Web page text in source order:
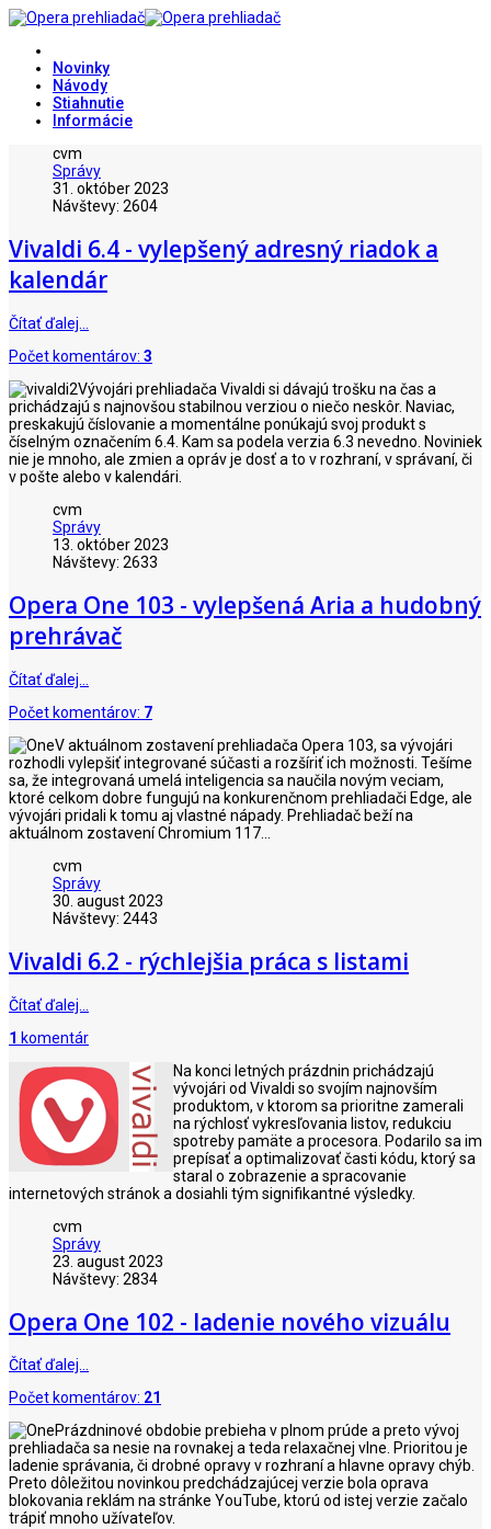
Novinky
Návody
Stiahnutie
Informácie
cvm
Správy
31. október 2023
Návštevy: 2604
Vivaldi 6.4 - vylepšený adresný riadok a
kalendár
Čítať ďalej…
Počet komentárov: 3
Vývojári prehliadača Vivaldi si dávajú trošku na čas a
prichádzajú s najnovšou stabilnou verziou o niečo neskôr. Naviac,
preskakujú číslovanie a momentálne ponúkajú svoj produkt s
číselným označením 6.4. Kam sa podela verzia 6.3 nevedno. Noviniek
nie je mnoho, ale zmien a opráv je dosť a to v rozhraní, v správaní, či
v pošte alebo v kalendári.
cvm
Správy
13. október 2023
Návštevy: 2633
Opera One 103 - vylepšená Aria a hudobný
prehrávač
Čítať ďalej…
Počet komentárov: 7
V aktuálnom zostavení prehliadača Opera 103, sa vývojári
rozhodli vylepšiť integrované súčasti a rozšíriť ich možnosti. Tešíme
sa, že integrovaná umelá inteligencia sa naučila novým veciam,
ktoré celkom dobre fungujú na konkurenčnom prehliadači Edge, ale
vývojári pridali k tomu aj vlastné nápady. Prehliadač beží na
aktuálnom zostavení Chromium 117...
cvm
Správy
30. august 2023
Návštevy: 2443
Vivaldi 6.2 - rýchlejšia práca s listami
Čítať ďalej…
1 komentár
Na konci letných prázdnin prichádzajú
vývojári od Vivaldi so svojím najnovším
produktom, v ktorom sa prioritne zamerali
na rýchlosť vykresľovania listov, redukciu
spotreby pamäte a procesora. Podarilo sa im
prepísať a optimalizovať časti kódu, ktorý sa
staral o zobrazenie a spracovanie
internetových stránok a dosiahli tým signifikantné výsledky.
cvm
Správy
23. august 2023
Návštevy: 2834
Opera One 102 - ladenie nového vizuálu
Čítať ďalej…
Počet komentárov: 21
Prázdninové obdobie prebieha v plnom prúde a preto vývoj
prehliadača sa nesie na rovnakej a teda relaxačnej vlne. Prioritou je
ladenie správania, či drobné opravy v rozhraní a hlavne opravy chýb.
Preto dôležitou novinkou predchádzajúcej verzie bola oprava
blokovania reklám na stránke YouTube, ktorú od istej verzie začalo
trápiť mnoho užívateľov.